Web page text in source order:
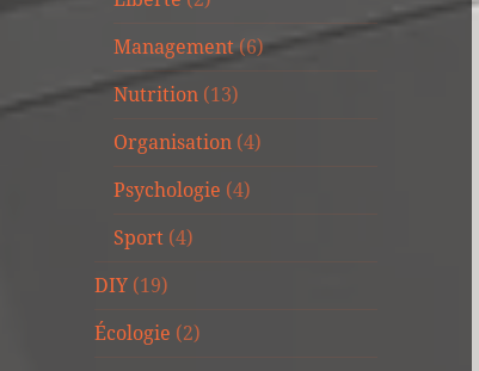
Management(6)
Nutrition (13)
Organisation (4)
Psychologie (4)
Sport (4)
DIY (19)
Écologie (2)